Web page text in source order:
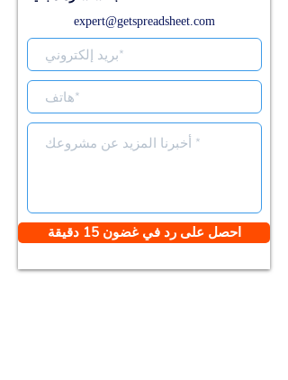
expert@getspreadsheet.com
احصل على رد في غضون 15 دقيقة